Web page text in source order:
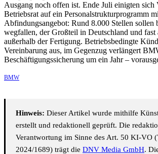
Ausgang noch offen ist. Ende Juli einigten sich
Betriebsrat auf ein Personalstrukturprogramm
Abfindungsangebot: Rund 8.000 Stellen sollen
wegfallen, der Großteil in Deutschland und fast
außerhalb der Fertigung. Betriebsbedingte
Vereinbarung aus, im Gegenzug verlängert
Beschäftigungssicherung um ein Jahr –
BMW
Hinweis: Dieser Artikel wurde mithilfe
erstellt und redaktionell geprüft. Die
Verantwortung im Sinne des Art. 50 KI-VO
2024/1689) trägt die DNV Media GmbH.